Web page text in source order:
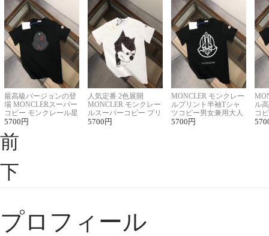
最高級バージョンの登
場 MONCLERスーパー
コピー モンクレール星
座半袖Tシャツ
5700 円
人気定番 2色展開
MONCLER モンクレー
ルスーパーコピー プリ
ント半袖Tシャツ
5700 円
MONCLER モンクレー
ルプリント半袖Tシャ
ツコピー男女兼用大人
可愛い春夏コーデ
5700 円
ル
コ
ィ
前
下
プロフィール